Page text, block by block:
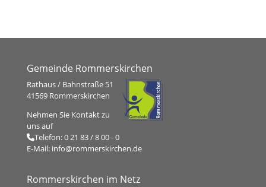
Gemeinde Rommerskirchen
Rathaus / Bahnstraße 51
41569 Rommerskirchen
Nehmen Sie Kontakt zu
uns auf
Telefon:0 21 83 / 8 00 - 0
E-Mail: info@rommerskirchen.de
Rommerskirchen im Netz